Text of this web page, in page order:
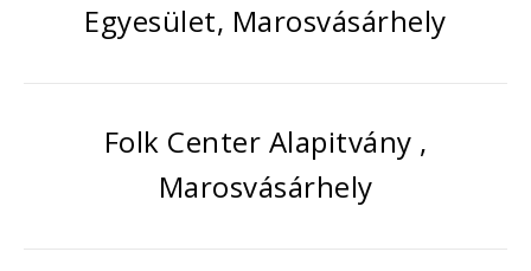
Egyesület, Marosvásárhely
Folk Center Alapitvány ,
Marosvásárhely